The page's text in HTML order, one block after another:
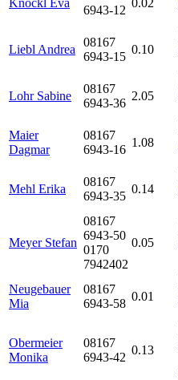
Knöckl Eva
6943-12
0.02
Liebl Andrea
08167
6943-15
0.10
Lohr Sabine
08167
6943-36
2.05
Maier
Dagmar
08167
6943-16
1.08
Mehl Erika
08167
6943-35
0.14
Meyer Stefan
08167
6943-50
0170
7942402
0.05
Neugebauer
Mia
08167
6943-58
0.01
Obermeier
Monika
08167
6943-42
0.13